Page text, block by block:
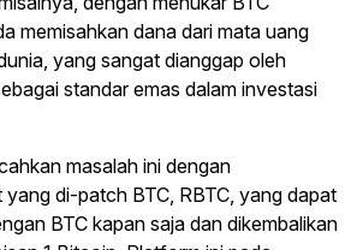
memisahkan dana dari mata uang
yang sangat dianggap oleh
standar emas dalam investasi
masalah ini dengan
di-patch BTC, RBTC, yang dapat
BTC kapan saja dan dikembalikan